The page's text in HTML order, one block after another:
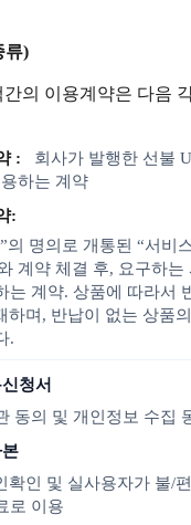
류)
의 이용계약은 다음 각
:
회사가 발행한 선불
하는 계약
:
의 명의로 개통된 “서비
계약 체결 후, 요구하는
는 계약. 상품에 따라서
하며, 반납이 없는 상품
.
청서
동의 및 개인정보 수집
확인 및 실사용자가 불/
로 이용